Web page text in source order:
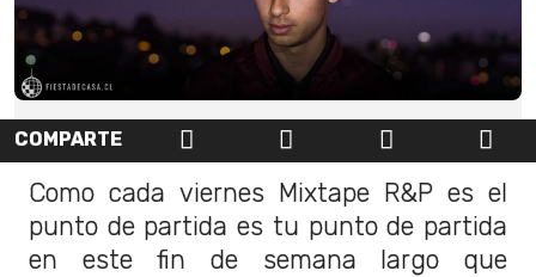
COMPARTE
Como cada viernes Mixtape R&P es el
punto de partida es tu punto de partida
en este fin de semana largo que